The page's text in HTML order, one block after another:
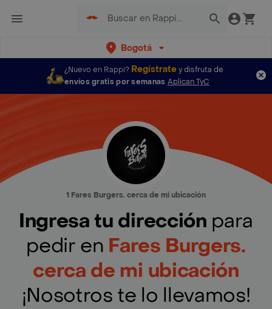
Bogotá
¿Nuevo en Rappi? Regístratey disfruta de
envíos gratis por semanas Aplican TyC
1 Fares Burgers. cerca de mi ubicación
Ingresa tu dirección para
pedir en Fares Burgers.
cerca de mi ubicación
¡Nosotros te lo llevamos!